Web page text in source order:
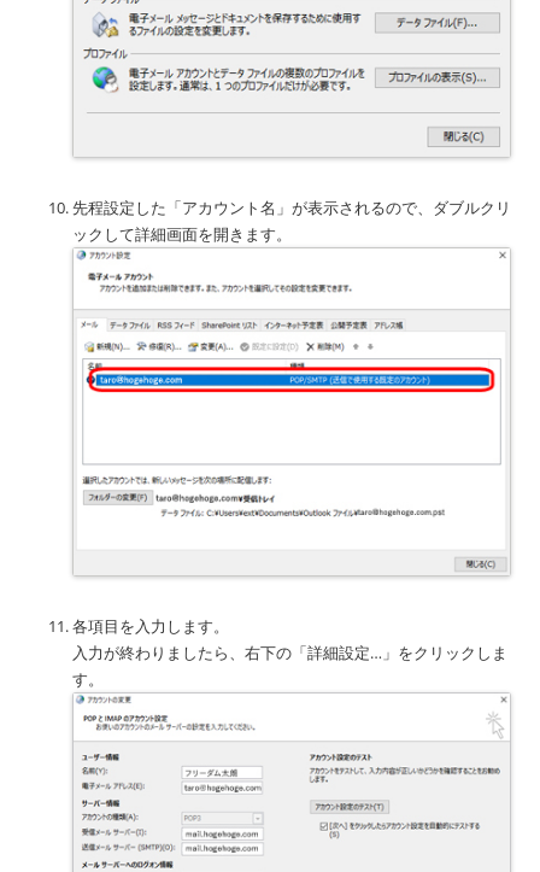
先程設定した「アカウント名」が表示されるので、ダブルクリ
ックして詳細画面を開きます。
各項目を入力します。
入力が終わりましたら、右下の「詳細設定…」をクリックしま
す。